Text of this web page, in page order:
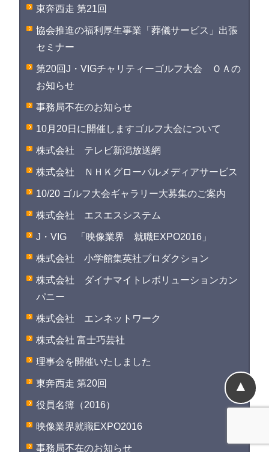
東奔西走 第21回
協会推進の福利厚生事業「葬儀サービス」出張
セミナー
第20回J・VIGチャリティーゴルフ大会 ＯＡの
お知らせ
事務局不在のお知らせ
10月20日に開催しますゴルフ大会について
株式会社 テレビ新潟放送網
株式会社 ＮＨＫグローバルメディアサービス
10/20 ゴルフ大会ギャラリー大募集のご案内
株式会社 エスエスシステム
J・VIG 「映像業界 就職EXPO2016」
株式会社 小学館集英社プロダクション
株式会社 ダイナマイトレボリューションカン
パニー
株式会社 エンネットワーク
株式会社 富士巧芸社
理事会を開催いたしました
東奔西走 第20回
役員名簿（2016）
映像業界就職EXPO2016
事務局不在のお知らせ
▲